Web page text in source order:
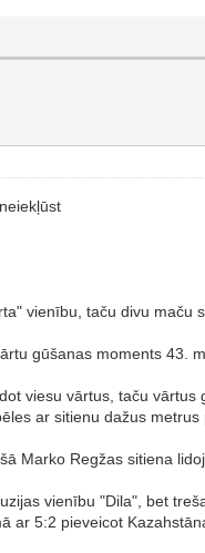
vienību, taču divu maču
gūšanas moments 43.
viesu vārtus, taču vārtus
ar sitienu dažus
Marko Regžas sitiena
vienību "Dila", bet
5:2 pieveicot